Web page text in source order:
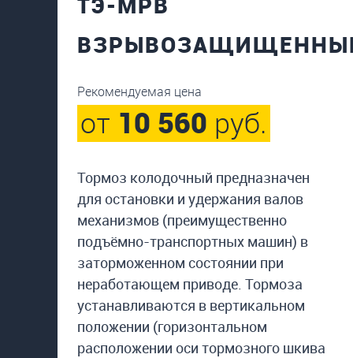
Рекомендуемая цена
от 10 560 руб.
Тормоз колодочный предназначен
для остановки и удержания валов
механизмов (преимущественно
подъёмно-транспортных машин) в
заторможенном состоянии при
неработающем приводе. Тормоза
устанавливаются в вертикальном
положении (горизонтальном
расположении оси тормозного шкива